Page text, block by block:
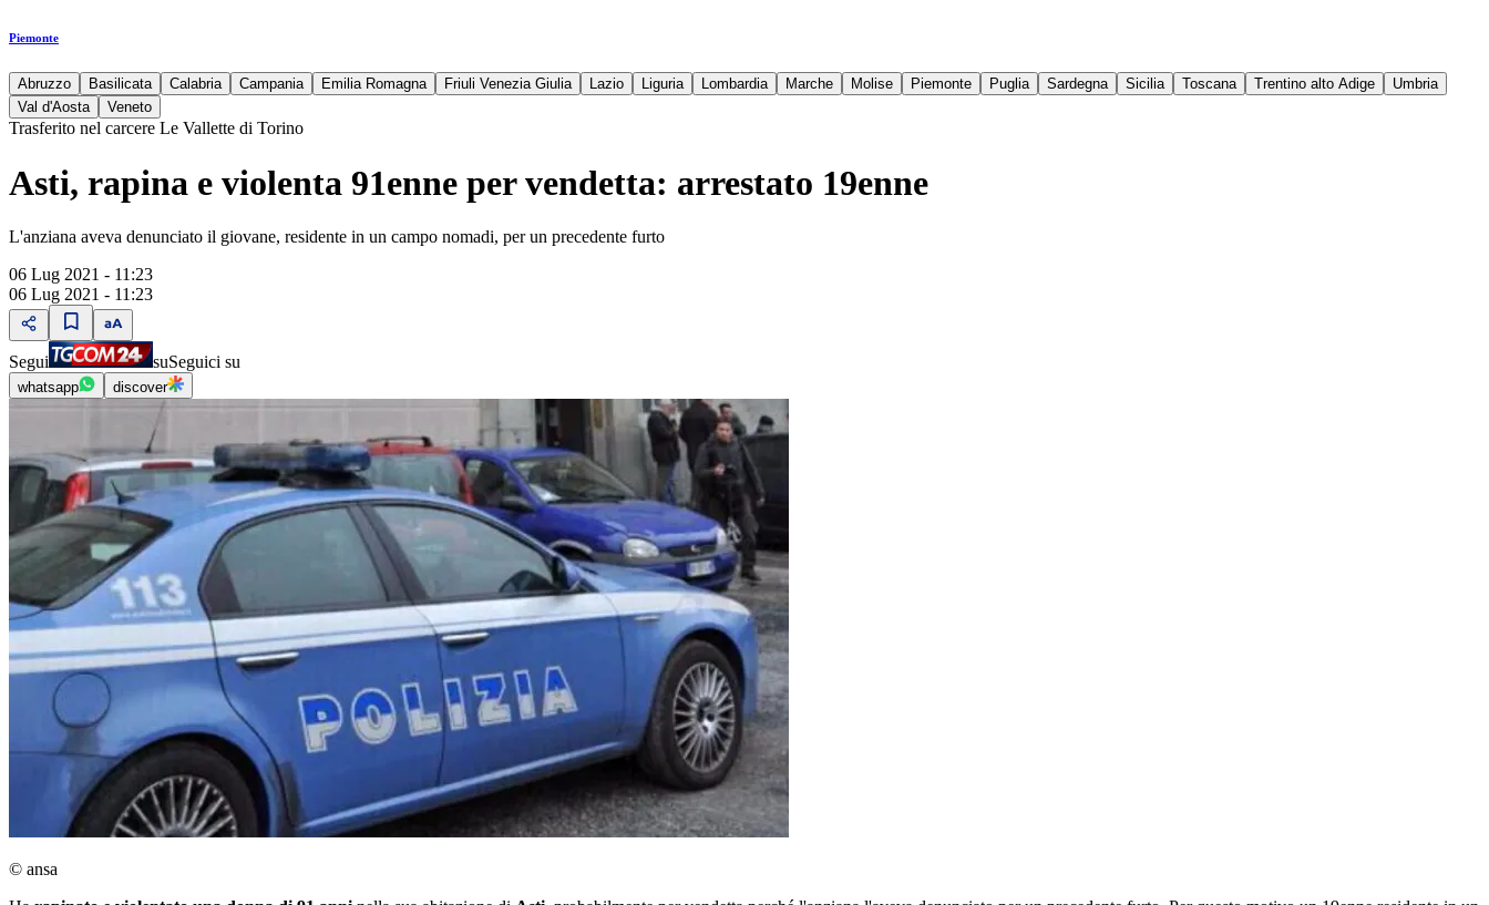
Piemonte
Abruzzo Basilicata Calabria Campania Emilia Romagna Friuli Venezia Giulia Lazio Liguria Lombardia Marche Molise Piemonte Puglia Sardegna Sicilia Toscana Trentino alto Adige
Umbria
Val d'Aosta
Veneto
Trasferito nel carcere Le Vallette di Torino
Asti, rapina e violenta 91enne per vendetta: arrestato 19enne
L'anziana aveva denunciato il giovane, residente in un campo nomadi, per un precedente furto
06 Lug 2021 - 11:23
06 Lug 2021 - 11:23
Segui suSeguici su
whatsapp discover
© ansa